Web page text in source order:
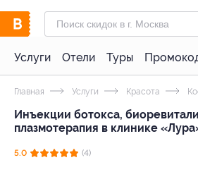
Услуги Отели Туры
Главная Услуги Красота
Инъекции ботокса,
плазмотерапия в клинике
5.0 (4)